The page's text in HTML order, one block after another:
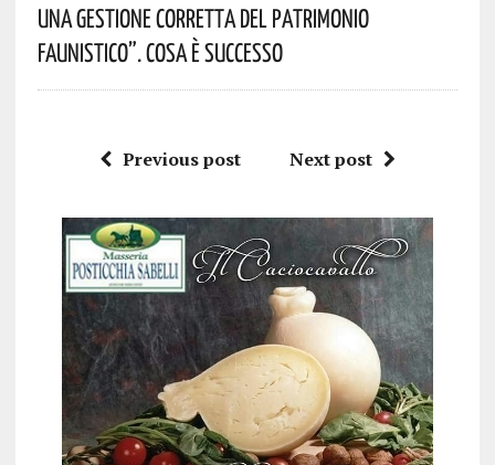
Una Gestione Corretta Del Patrimonio
Faunistico”. Cosa È Successo
Previous post Next post